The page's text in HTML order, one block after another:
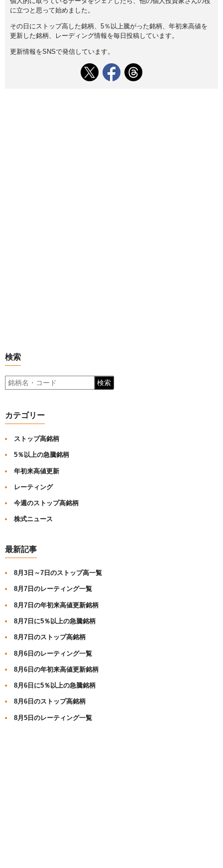
に立つと思って始めました。
その日にストップ高した銘柄、5％以上騰がった銘柄、年初来高値を
更新した銘柄、レーディング情報を毎日投稿しています。
更新情報をSNSで発信しています。
検索
検索
カテゴリー
ストップ高銘柄
5％以上の急騰銘柄
年初来高値更新
レーティング
今週のストップ高銘柄
株式ニュース
最新記事
8月3日～7日のストップ高一覧
8月7日のレーティング一覧
8月7日の年初来高値更新銘柄
8月7日に5％以上の急騰銘柄
8月7日のストップ高銘柄
8月6日のレーティング一覧
8月6日の年初来高値更新銘柄
8月6日に5％以上の急騰銘柄
8月6日のストップ高銘柄
8月5日のレーティング一覧